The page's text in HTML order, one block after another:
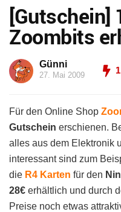
[Gutschein]
Zoombits
Günni
27. Mai 2009 1
Für den Online Shop
Gutschein erschienen.
alles aus dem Elektronik
interessant sind zum
die R4 Karten für den
28€ erhältlich und durch
Preise noch etwas